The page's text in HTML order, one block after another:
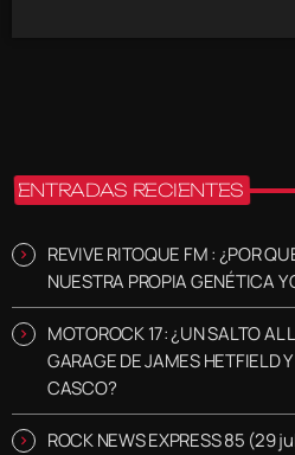
ENTRADAS RECIENTES
REVIVE RITOQUE FM : ¿POR
NUESTRA PROPIA GENÉTICA
MOTOROCK 17: ¿UN SALTO AL
GARAGE DE JAMES HETFIELD
CASCO?
ROCK NEWS EXPRESS 85 (29